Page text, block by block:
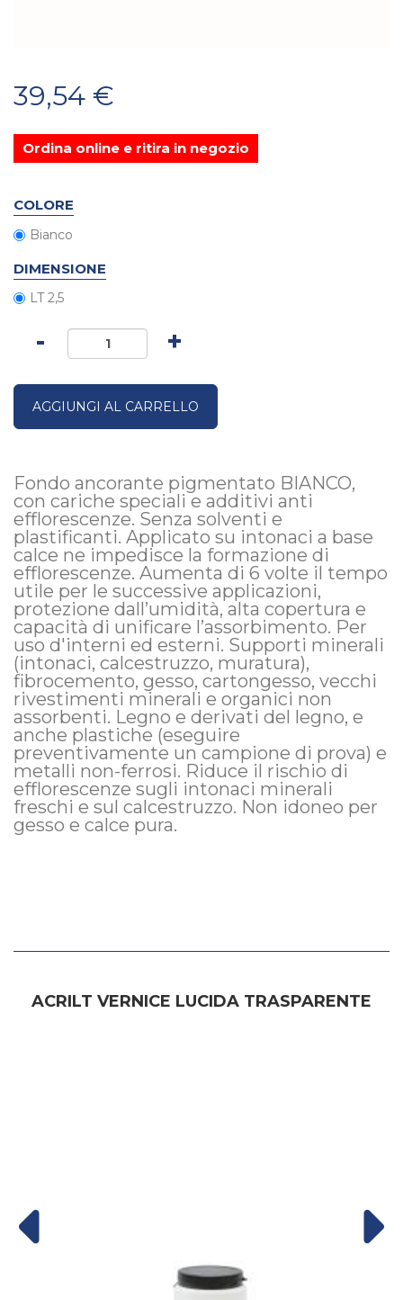
39,54 €
Ordina online e ritira in negozio
COLORE
Bianco
DIMENSIONE
LT 2,5
- +
Fondo ancorante pigmentato BIANCO,
con cariche speciali e additivi anti
efflorescenze. Senza solventi e
plastificanti. Applicato su intonaci a base
calce ne impedisce la formazione di
efflorescenze. Aumenta di 6 volte il tempo
utile per le successive applicazioni,
protezione dall’umidità, alta copertura e
capacità di unificare l’assorbimento. Per
uso d'interni ed esterni. Supporti minerali
(intonaci, calcestruzzo, muratura),
fibrocemento, gesso, cartongesso, vecchi
rivestimenti minerali e organici non
assorbenti. Legno e derivati del legno, e
anche plastiche (eseguire
preventivamente un campione di prova) e
metalli non-ferrosi. Riduce il rischio di
efflorescenze sugli intonaci minerali
freschi e sul calcestruzzo. Non idoneo per
gesso e calce pura.
ACRILT VERNICE LUCIDA TRASPARENTE